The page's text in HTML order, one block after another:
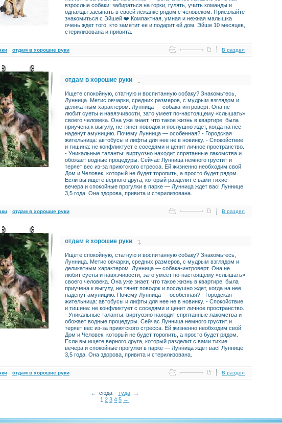
взрослые собаки: забираться на горки, гулять, учить команды и
однажды засыпать в своей лежанке рядом с человеком. Приезжайте
знакомиться с Эйшей ❤️ Компактная, умная и нежная малышка
очень ждет того, кто заметит ее и подарит ей дом. Эйше 10 месяцев,
стерилизована и привита.
отдам в хорошие руки В раздел
отдам в хорошие руки
Ищете спокойную, статную и воспитанную собаку? Знакомьтесь,
Лунница. Метис овчарки, средних размеров, с мудрым взглядом и
деликатным характером. Лунница — собака-интроверт. Она не
любит суеты и навязчивости, зато умеет по-настоящему «слышать»
своего человека. Она уже знает, что такое жизнь в квартире: была
приучена к выгулу, не тянет поводок и послушно ждет, когда на нее
наденут амуницию. Почему Лунница — особенная? - Городская
жительница: автобусы и лифты для нее не в новинку. - Спокойствие
и тишина: не конфликтует с соседями и ценит личное пространство.
- Уникальные таланты: виртуозно находит спрятанные лакомства и
обожает водные процедуры. Сейчас Лунница немного грустит и
теряет вес из-за приютского стресса. Ей жизненно необходим свой
Дом и Человек, который не будет торопить, а просто будет рядом.
Если вы ищете верного друга, который разделит с вами тихие
вечера и спокойные прогулки в парке — Лунница ждет вас! Луннице
3,5 года. Она здорова, привита и стерилизована.
отдам в хорошие руки В раздел
отдам в хорошие руки
Ищете спокойную, статную и воспитанную собаку? Знакомьтесь,
Лунница. Метис овчарки, средних размеров, с мудрым взглядом и
деликатным характером. Лунница — собака-интроверт. Она не
любит суеты и навязчивости, зато умеет по-настоящему «слышать»
своего человека. Она уже знает, что такое жизнь в квартире: была
приучена к выгулу, не тянет поводок и послушно ждет, когда на нее
наденут амуницию. Почему Лунница — особенная? - Городская
жительница: автобусы и лифты для нее не в новинку. - Спокойствие
и тишина: не конфликтует с соседями и ценит личное пространство.
- Уникальные таланты: виртуозно находит спрятанные лакомства и
обожает водные процедуры. Сейчас Лунница немного грустит и
теряет вес из-за приютского стресса. Ей жизненно необходим свой
Дом и Человек, который не будет торопить, а просто будет рядом.
Если вы ищете верного друга, который разделит с вами тихие
вечера и спокойные прогулки в парке — Лунница ждет вас! Луннице
3,5 года. Она здорова, привита и стерилизована.
отдам в хорошие руки В раздел
← сюда туда→
1 2 3 4 5 →